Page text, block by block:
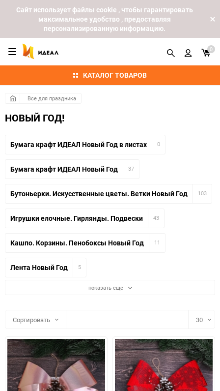
Cайт использует файлы cookie , чтобы гарантировать
максимальное удобство , предоставляя
персонализированную информацию.
КАТАЛОГ ТОВАРОВ
0
Все для праздника
НОВЫЙ ГОД!
Бумага крафт ИДЕАЛ Новый Год в листах 0
Бумага крафт ИДЕАЛ Новый Год 37
Бутоньерки. Искусственные цветы. Ветки Новый Год 103
Игрушки елочные. Гирлянды. Подвески 43
Кашпо. Корзины. Пенобоксы Новый Год 11
Лента Новый Год 5
показать еще
Сортировать 30
30
60
90